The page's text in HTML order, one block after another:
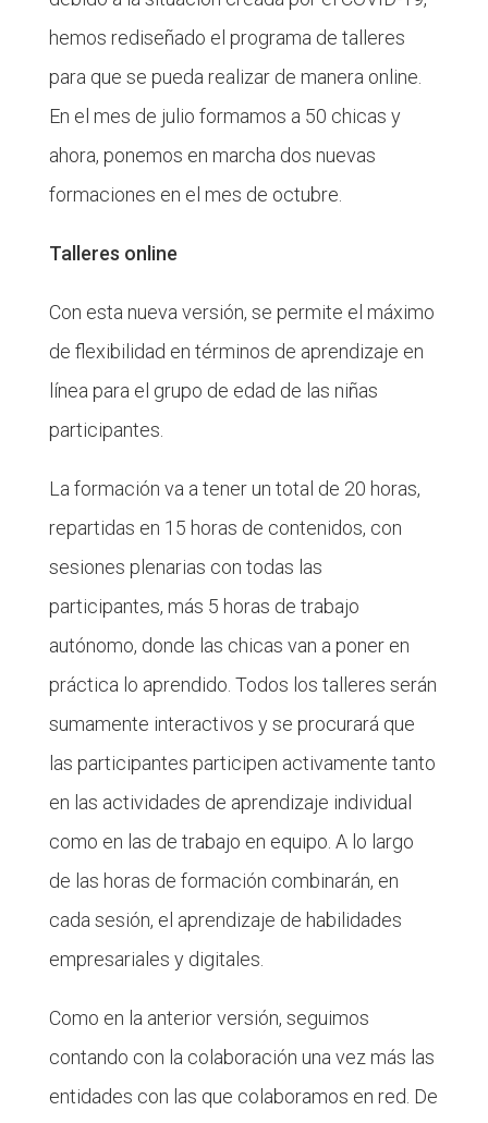
hemos rediseñado el programa de talleres
para que se pueda realizar de manera online.
En el mes de julio formamos a 50 chicas y
ahora, ponemos en marcha dos nuevas
formaciones en el mes de octubre.
Talleres online
Con esta nueva versión, se permite el máximo
de flexibilidad en términos de aprendizaje en
línea para el grupo de edad de las niñas
participantes.
La formación va a tener un total de 20 horas,
repartidas en 15 horas de contenidos, con
sesiones plenarias con todas las
participantes, más 5 horas de trabajo
autónomo, donde las chicas van a poner en
práctica lo aprendido. Todos los talleres serán
sumamente interactivos y se procurará que
las participantes participen activamente tanto
en las actividades de aprendizaje individual
como en las de trabajo en equipo. A lo largo
de las horas de formación combinarán, en
cada sesión, el aprendizaje de habilidades
empresariales y digitales.
Como en la anterior versión, seguimos
contando con la colaboración una vez más las
entidades con las que colaboramos en red. De